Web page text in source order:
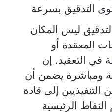
التدقيق بسرعة
ليس المكان
المعقدة أو
في التعقيد. إن
ومباشرة يضمن أن
التنفيذيين إلى قادة
الرئيسية